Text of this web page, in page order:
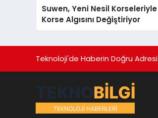
Suwen, Yeni Nesil Korseleriyle
Korse Algısını Değiştiriyor
Teknoloji'de Haberin Doğru Adresi